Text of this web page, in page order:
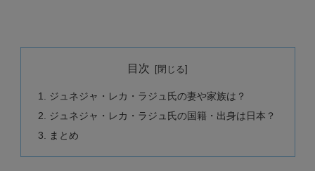
目次
ジュネジャ・レカ・ラジュ氏の妻や家族は？
ジュネジャ・レカ・ラジュ氏の国籍・出身は日本？
まとめ